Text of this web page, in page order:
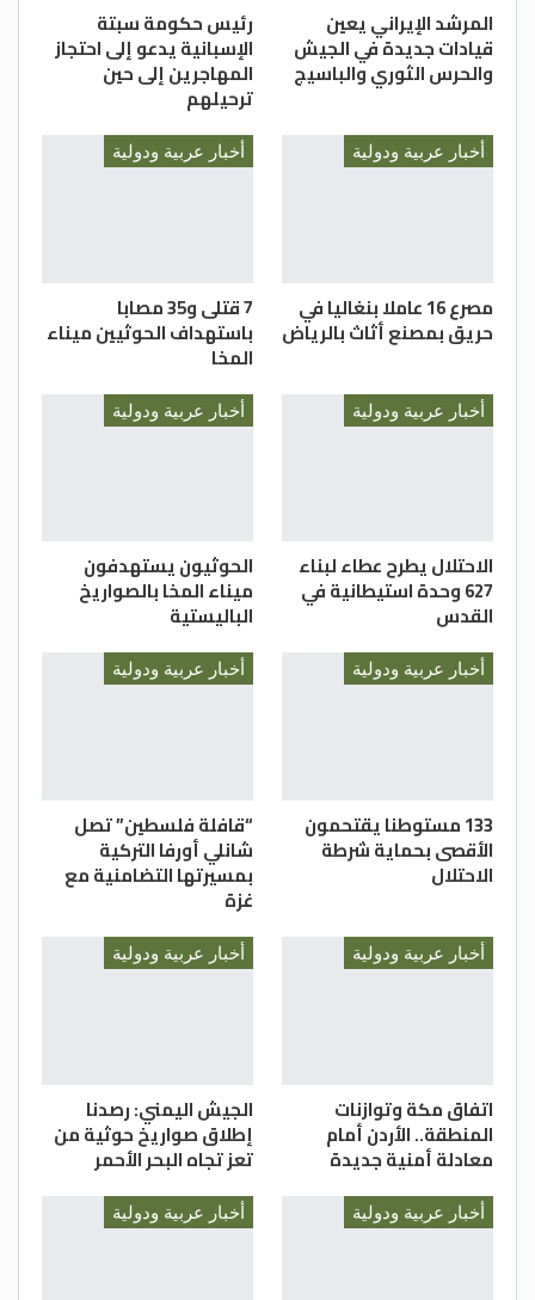
المرشد الإيراني يعين
قيادات جديدة في الجيش
والحرس الثوري والباسيج
رئيس حكومة سبتة
الإسبانية يدعو إلى احتجاز
المهاجرين إلى حين
ترحيلهم
أخبار عربية ودولية
مصرع 16 عاملا بنغاليا في
حريق بمصنع أثاث بالرياض
أخبار عربية ودولية
7 قتلى و35 مصابا
باستهداف الحوثيين ميناء
المخا
أخبار عربية ودولية
الاحتلال يطرح عطاء لبناء
627 وحدة استيطانية في
القدس
أخبار عربية ودولية
الحوثيون يستهدفون
ميناء المخا بالصواريخ
الباليستية
أخبار عربية ودولية
133 مستوطنا يقتحمون
الأقصى بحماية شرطة
الاحتلال
أخبار عربية ودولية
“قافلة فلسطين” تصل
شانلي أورفا التركية
بمسيرتها التضامنية مع
غزة
أخبار عربية ودولية
اتفاق مكة وتوازنات
المنطقة.. الأردن أمام
معادلة أمنية جديدة
أخبار عربية ودولية
الجيش اليمني: رصدنا
إطلاق صواريخ حوثية من
تعز تجاه البحر الأحمر
أخبار عربية ودولية أخبار عربية ودولية